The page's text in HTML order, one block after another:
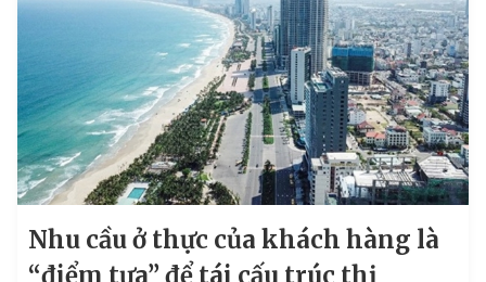
Nhu cầu ở thực của khách hàng là
“điểm tựa” để tái cấu trúc thị